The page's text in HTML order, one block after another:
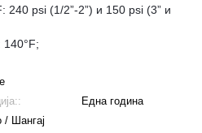
240 psi (1/2”-2”) и 150 psi (3” и
Една година
/ Шангај